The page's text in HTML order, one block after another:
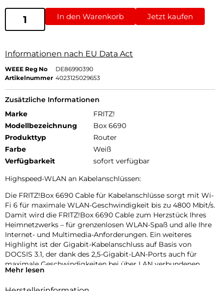
In den Warenkorb Jetzt kaufen
Informationen nach EU Data Act
WEEE Reg No
DE86990390
Artikelnummer 4023125029653
Zusätzliche Informationen
Marke
FRITZ!
Modellbezeichnung
Box 6690
Produkttyp
Router
Farbe
Weiß
Verfügbarkeit
sofort verfügbar
Highspeed-WLAN an Kabelanschlüssen:
Die FRITZ!Box 6690 Cable für Kabelanschlüsse sorgt mit Wi-
Fi 6 für maximale WLAN-Geschwindigkeit bis zu 4800 Mbit/s.
Damit wird die FRITZ!Box 6690 Cable zum Herzstück Ihres
Heimnetzwerks – für grenzenlosen WLAN-Spaß und alle Ihre
Internet- und Multimedia-Anforderungen. Ein weiteres
Highlight ist der Gigabit-Kabelanschluss auf Basis von
DOCSIS 3.1, der dank des 2,5-Gigabit-LAN-Ports auch für
maximale Geschwindigkeiten bei über LAN verbundenen
Geräten sorgt.
Mehr lesen